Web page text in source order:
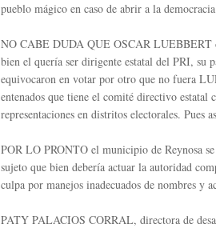
pueblo mágico en caso de abrir a la
NO CABE DUDA QUE OSCAR LUEBBERT
bien el quería ser dirigente estatal del PRI, su
equivocaron en votar por otro que no fuera
entenados que tiene el comité directivo estatal
representaciones en distritos electorales. Pues
POR LO PRONTO el municipio de Reynosa
sujeto que bien debería actuar la autoridad
culpa por manejos inadecuados de nombres y
PATY PALACIOS CORRAL, directora de